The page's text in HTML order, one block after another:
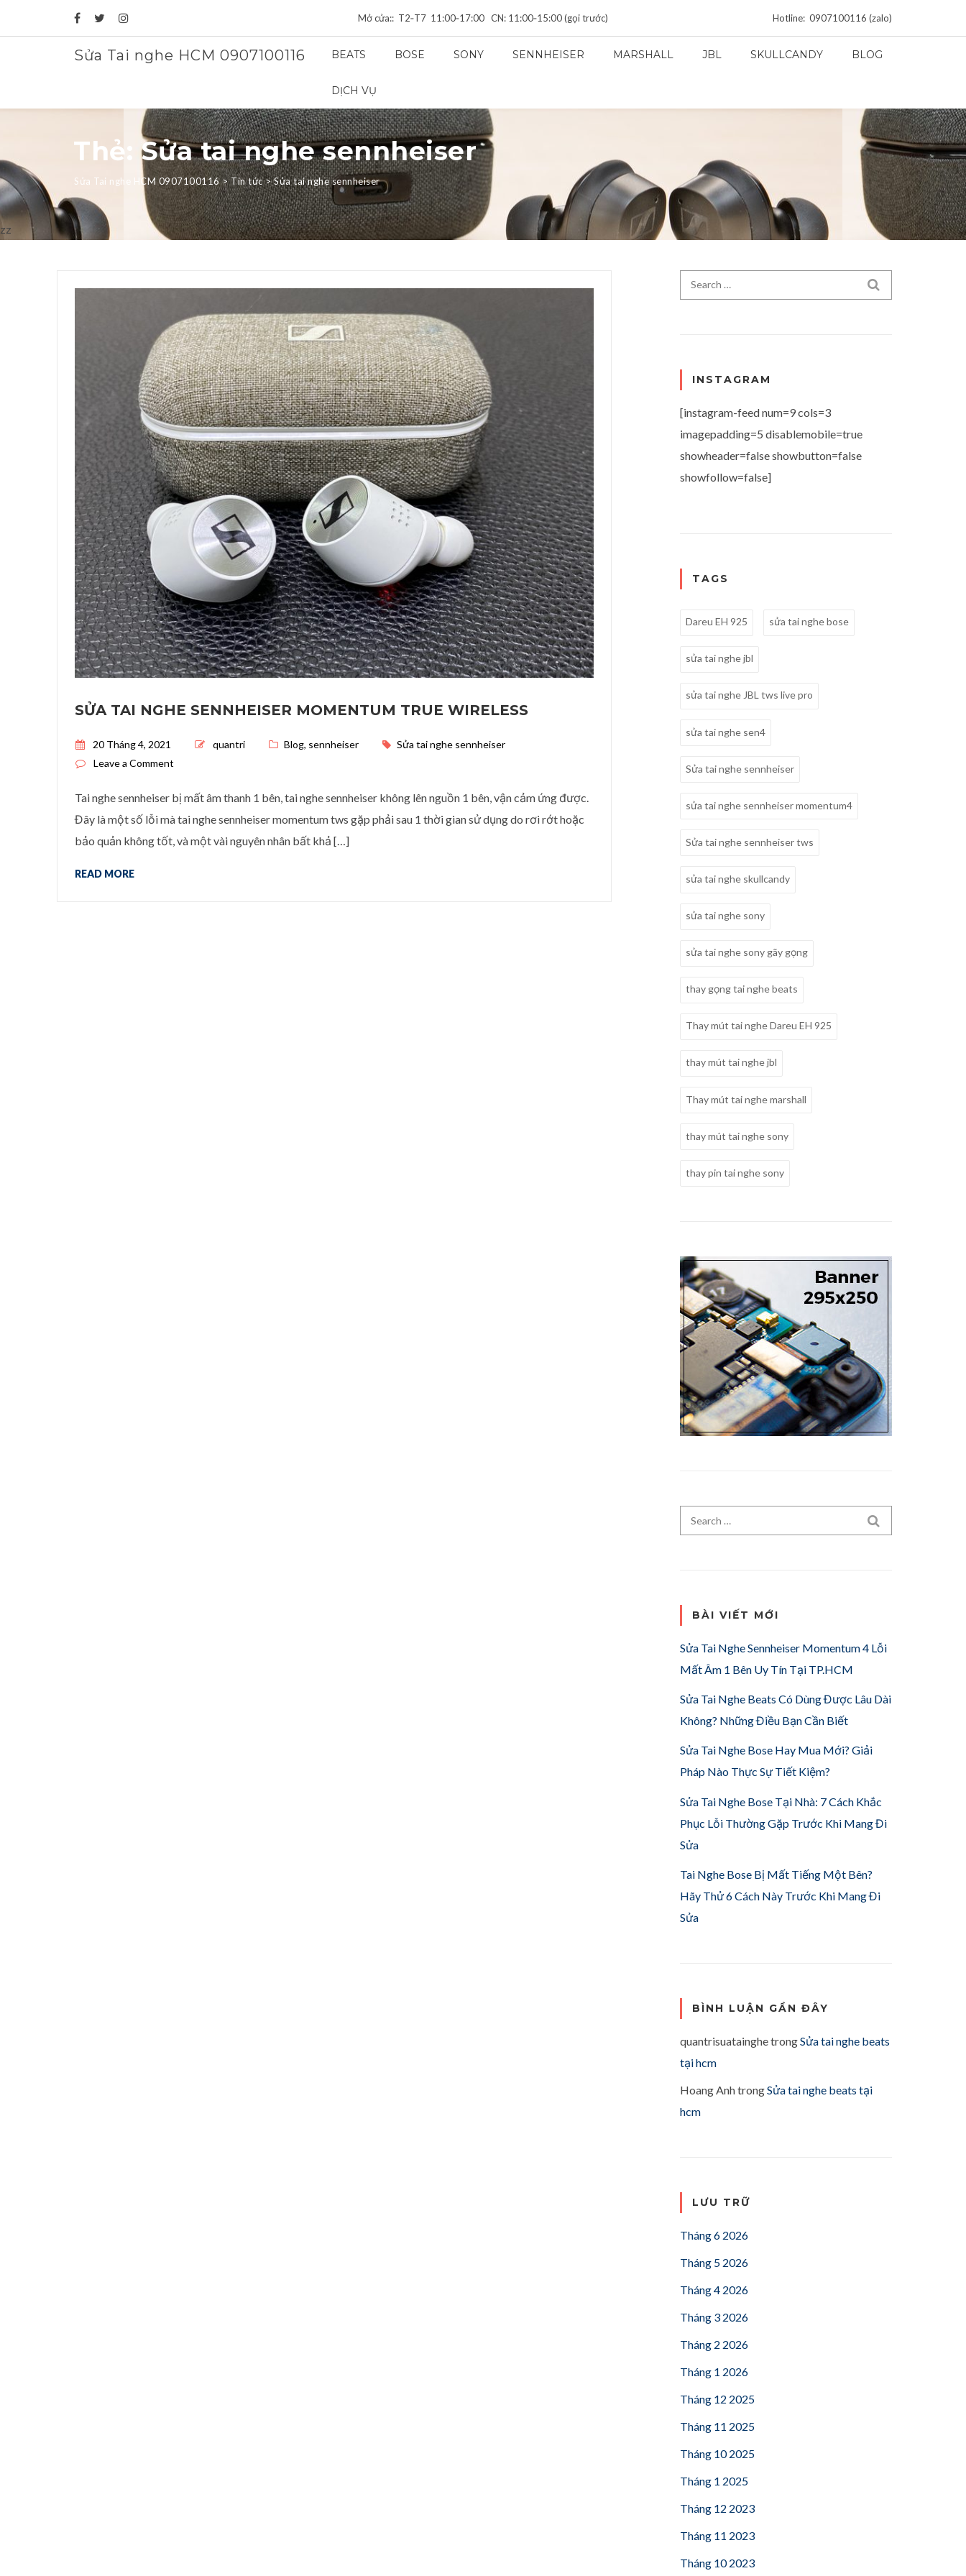
Mở cửa:: T2‑T7 11:00‑17:00 CN: 11:00‑15:00 (gọi trước) Hotline: 0907100116 (zalo)
Sửa Tai nghe HCM 0907100116 BEATS BOSE SONY SENNHEISER MARSHALL JBL SKULLCANDY BLOG
DỊCH VỤ
Thẻ: Sửa tai nghe sennheiser
Sửa Tai nghe HCM 0907100116>Tin tức>Sửa tai nghe sennheiser
zz
SỬA TAI NGHE SENNHEISER MOMENTUM TRUE WIRELESS
Posted on
20 Tháng 4, 2021 quantri Blog, sennheiser
Sửa tai nghe sennheiser
Leave a Comment
Tai nghe sennheiser bị mất âm thanh 1 bên, tai nghe sennheiser không lên nguồn 1 bên, vận cảm ứng được.
Đây là một số lỗi mà tai nghe sennheiser momentum tws gặp phải sau 1 thời gian sử dụng do rơi rớt hoặc
bảo quản không tốt, và một vài nguyên nhân bất khả […]
READ MORE
Search for:
INSTAGRAM
[instagram-feed num=9 cols=3
imagepadding=5 disablemobile=true
showheader=false showbutton=false
showfollow=false]
TAGS
Dareu EH 925 sửa tai nghe bose
sửa tai nghe jbl
sửa tai nghe JBL tws live pro
sửa tai nghe sen4
Sửa tai nghe sennheiser
sửa tai nghe sennheiser momentum4
Sửa tai nghe sennheiser tws
sửa tai nghe skullcandy
sửa tai nghe sony
sửa tai nghe sony gãy gọng
thay gọng tai nghe beats
Thay mút tai nghe Dareu EH 925
thay mút tai nghe jbl
Thay mút tai nghe marshall
thay mút tai nghe sony
thay pin tai nghe sony
Search for:
BÀI VIẾT MỚI
Sửa Tai Nghe Sennheiser Momentum 4 Lỗi
Mất Âm 1 Bên Uy Tín Tại TP.HCM
Sửa Tai Nghe Beats Có Dùng Được Lâu Dài
Không? Những Điều Bạn Cần Biết
Sửa Tai Nghe Bose Hay Mua Mới? Giải
Pháp Nào Thực Sự Tiết Kiệm?
Sửa Tai Nghe Bose Tại Nhà: 7 Cách Khắc
Phục Lỗi Thường Gặp Trước Khi Mang Đi
Sửa
Tai Nghe Bose Bị Mất Tiếng Một Bên?
Hãy Thử 6 Cách Này Trước Khi Mang Đi
Sửa
BÌNH LUẬN GẦN ĐÂY
quantrisuatainghetrongSửa tai nghe beats
tại hcm
Hoang AnhtrongSửa tai nghe beats tại
hcm
LƯU TRỮ
Tháng 6 2026
Tháng 5 2026
Tháng 4 2026
Tháng 3 2026
Tháng 2 2026
Tháng 1 2026
Tháng 12 2025
Tháng 11 2025
Tháng 10 2025
Tháng 1 2025
Tháng 12 2023
Tháng 11 2023
Tháng 10 2023